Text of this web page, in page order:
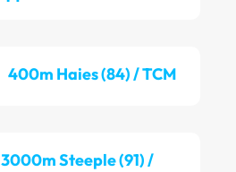
400m Haies (84) / TCM
3000m Steeple (91) /